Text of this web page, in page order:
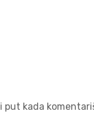
put kada